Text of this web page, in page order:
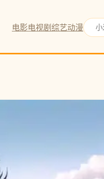
电影电视剧综艺动漫